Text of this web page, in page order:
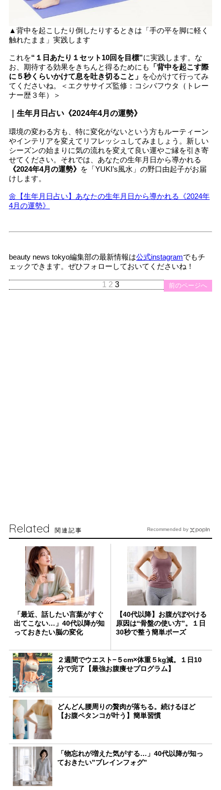
▲背中を起こしたり倒したりするときは「手の平を脚に軽く
触れたまま」実践します
これを“１日あたり１セット10回を目標”に実践します。な
お、期待する効果をきちんと得るためにも
「背中を起こす際
に５秒くらいかけて息を吐き切ること」 を心がけて行ってみ
てくださいね。＜エクササイズ監修：コシバフウタ（トレー
ナー歴３年）＞
｜生年月日占い《2024年4月の運勢》
環境の変わる方も、特に変化がないという方もルーティーン
やインテリアを変えてリフレッシュしてみましょう。新しい
シーズンの始まりに気の流れを変えて良い運やご縁を引き寄
せてください。それでは、あなたの生年月日から導かれる
《2024年4月の運勢》 を「YUKI’s風水」の野口由起子がお届
けします。
🌼【生年月日占い】あなたの生年月日から導かれる《2024年
4月の運勢》
beauty news tokyo編集部の最新情報は公式instagramでもチ
ェックできます。ぜひフォローしておいてくださいね！
前のページへ
1 2 3
Related 関連記事
「最近、話したい言葉がすぐ
出てこない…」40代以降が知
っておきたい脳の変化
【40代以降】お腹がぼやける
原因は“骨盤の使い方”。１日
30秒で整う簡単ポーズ
２週間でウエスト−５cm×体重５kg減。１日10
分で完了【最強お腹痩せプログラム】
どんどん腰周りの贅肉が落ちる。続けるほど
【お腹ペタンコが叶う】簡単習慣
「物忘れが増えた気がする…」40代以降が知っ
ておきたい”ブレインフォグ”
Recommended by